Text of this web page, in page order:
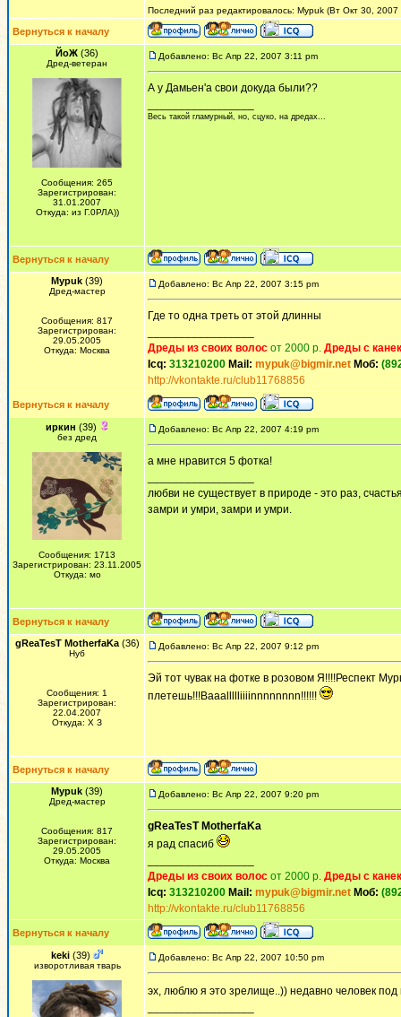
Последний раз редактировалось: Mypuk (Вт Окт 30, 2007
Вернуться к началу
ЙоЖ (36)
Дред-ветеран
Сообщения: 265
Зарегистрирован:
31.01.2007
Откуда: из Г.0РЛА))
Добавлено: Вс Апр 22, 2007 3:11 pm
А у Дамьен'а свои докуда были??
Весь такой гламурный, но, сцуко, на дредах...
Вернуться к началу
Mypuk (39)
Дред-мастер
Сообщения: 817
Зарегистрирован:
29.05.2005
Откуда: Москва
Добавлено: Вс Апр 22, 2007 3:15 pm
Где то одна треть от этой длинны
Дреды из своих волос от 2000 р. Дреды с
Icq: 313210200 Mail: mypuk@bigmir.net Моб:
http://vkontakte.ru/club11768856
Вернуться к началу
иркин (39)
без дред
Сообщения: 1713
Зарегистрирован: 23.11.2005
Откуда: мо
Добавлено: Вс Апр 22, 2007 4:19 pm
а мне нравится 5 фотка!
любви не существует в природе - это раз,
замри и умри, замри и умри.
Вернуться к началу
gReaTesT MotherfaKa(36)
Нуб
Сообщения: 1
Зарегистрирован:
22.04.2007
Откуда: Х З
Добавлено: Вс Апр 22, 2007 9:12 pm
Эй тот чувак на фотке в розовом Я!!!!Респект
плетешь!!!Baaallllliiiinnnnnnnn!!!!!!
Вернуться к началу
Mypuk (39)
Дред-мастер
Сообщения: 817
Зарегистрирован:
29.05.2005
Откуда: Москва
Добавлено: Вс Апр 22, 2007 9:20 pm
gReaTesT MotherfaKa
я рад спасиб
Дреды из своих волос от 2000 р. Дреды с
Icq: 313210200 Mail: mypuk@bigmir.net Моб:
http://vkontakte.ru/club11768856
Вернуться к началу
keki (39)
изворотливая тварь
Добавлено: Вс Апр 22, 2007 10:50 pm
эх, люблю я это зрелище..)) недавно человек